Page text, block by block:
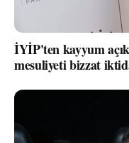
İYİP'ten kayyum
mesuliyeti bizzat